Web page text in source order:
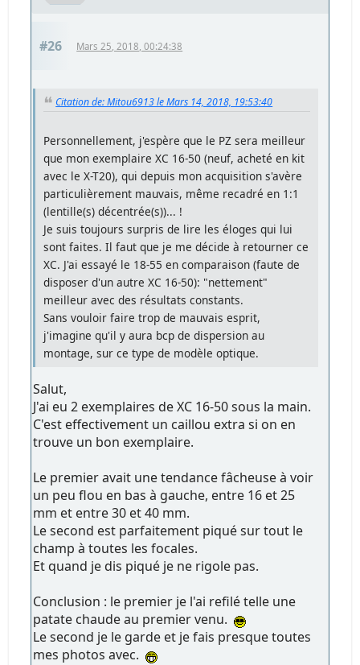
#26 Mars 25, 2018, 00:24:38
Citation de: Mitou6913 le Mars 14, 2018, 19:53:40
Personnellement, j'espère que le PZ sera meilleur
que mon exemplaire XC 16-50 (neuf, acheté en kit
avec le X-T20), qui depuis mon acquisition s'avère
particulièrement mauvais, même recadré en 1:1
(lentille(s) décentrée(s))... !
Je suis toujours surpris de lire les éloges qui lui
sont faites. Il faut que je me décide à retourner ce
XC. J'ai essayé le 18-55 en comparaison (faute de
disposer d'un autre XC 16-50): "nettement"
meilleur avec des résultats constants.
Sans vouloir faire trop de mauvais esprit,
j'imagine qu'il y aura bcp de dispersion au
montage, sur ce type de modèle optique.
Salut,
J'ai eu 2 exemplaires de XC 16-50 sous la main.
C'est effectivement un caillou extra si on en
trouve un bon exemplaire.
Le premier avait une tendance fâcheuse à voir
un peu flou en bas à gauche, entre 16 et 25
mm et entre 30 et 40 mm.
Le second est parfaitement piqué sur tout le
champ à toutes les focales.
Et quand je dis piqué je ne rigole pas.
Conclusion : le premier je l'ai refilé telle une
patate chaude au premier venu.
Le second je le garde et je fais presque toutes
mes photos avec.